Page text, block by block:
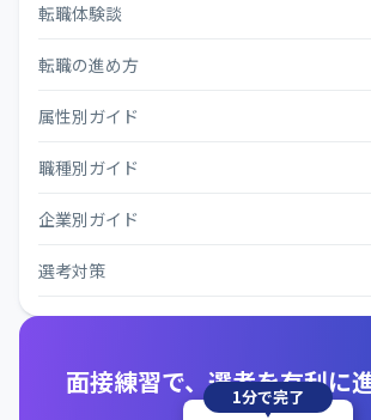
転職体験談
転職の進め方
属性別ガイド
職種別ガイド
企業別ガイド
選考対策
面接練習で、選考を有利に
1分で完了